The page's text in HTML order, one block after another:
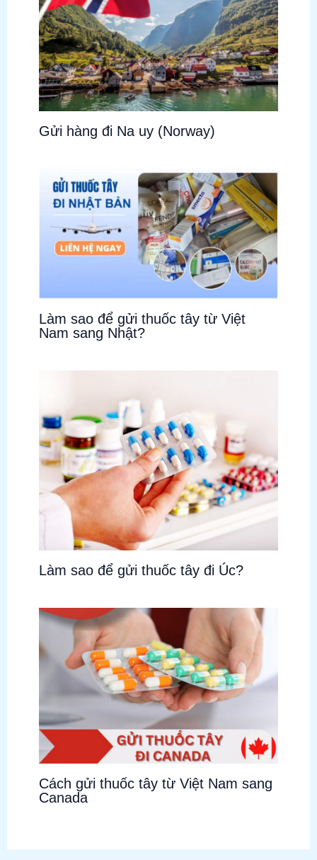
Gửi hàng đi Na uy (Norway)
Làm sao để gửi thuốc tây từ Việt
Nam sang Nhật?
Làm sao để gửi thuốc tây đi Úc?
Cách gửi thuốc tây từ Việt Nam sang
Canada